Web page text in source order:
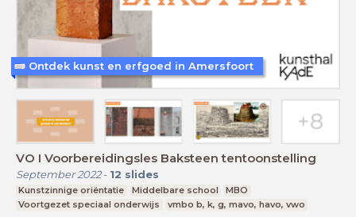
VO I Voorbereidingsles Baksteen tentoonstelling
September 2022- 12 slides
Kunstzinnige oriëntatie Middelbare school
MBO
Voortgezet speciaal onderwijs
vmbo b, k, g, mavo, havo, vwo
Ontdek kunst en erfgoed in Amersfoort